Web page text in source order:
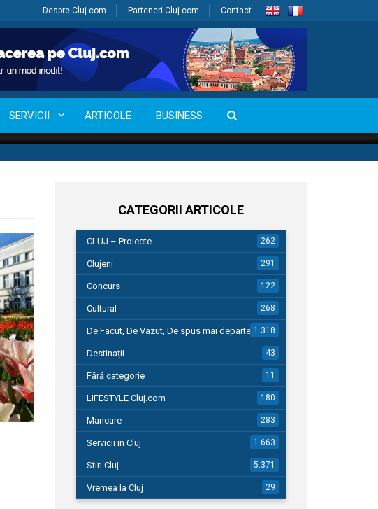
Despre Cluj.com Parteneri Cluj.com Contact
SERVICII ARTICOLE BUSINESS
CATEGORII ARTICOLE
CLUJ – Proiecte 262
Clujeni 291
Concurs 122
Cultural 268
De Facut, De Vazut, De spus mai departe…1.318
Destinații 43
Fără categorie 11
LIFESTYLE Cluj.com 180
Mancare 283
Servicii in Cluj 1.663
Stiri Cluj 5.371
Vremea la Cluj 29